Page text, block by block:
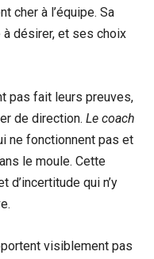
cher à l’équipe. Sa
désirer, et ses choix
pas fait leurs preuves,
de direction. Le coach
ne fonctionnent pas et
le moule. Cette
d’incertitude qui n’y
visiblement pas